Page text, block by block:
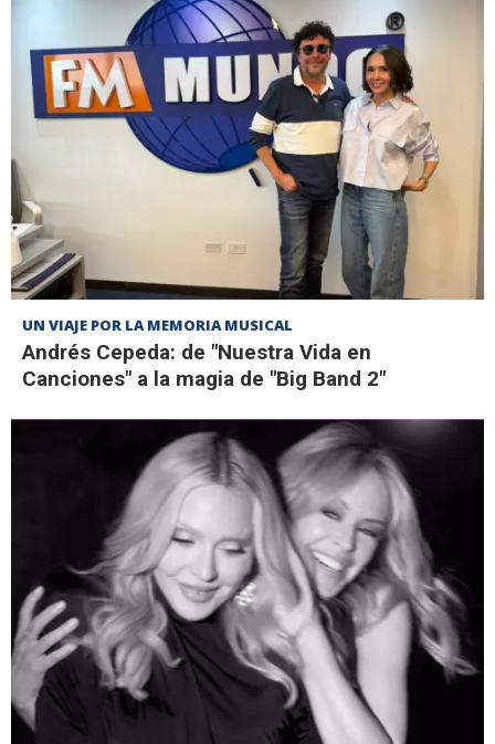
UN VIAJE POR LA MEMORIA MUSICAL
Andrés Cepeda: de "Nuestra Vida en
Canciones" a la magia de "Big Band 2"